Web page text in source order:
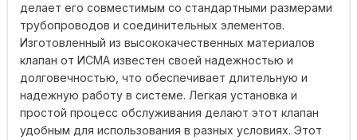
делает его совместимым со стандартными размерами
трубопроводов и соединительных элементов.
Изготовленный из высококачественных материалов
клапан от ИСМА известен своей надежностью и
долговечностью, что обеспечивает длительную и
надежную работу в системе. Легкая установка и
простой процесс обслуживания делают этот клапан
удобным для использования в разных условиях. Этот